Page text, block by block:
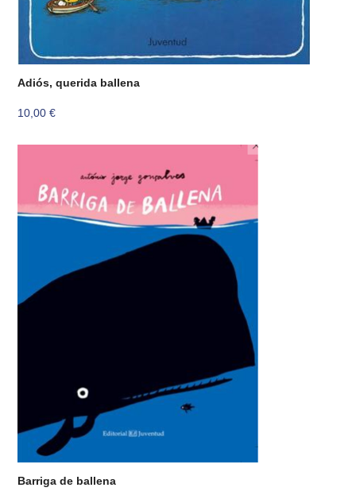
Adiós, querida ballena
10,00€
Barriga de ballena